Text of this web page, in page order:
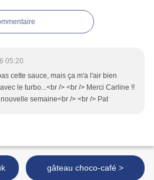
05:20
cette sauce, mais ça m'a l'air bien
le turbo...<br /> <br /> Merci Carline !!
semaine<br /> <br /> Pat
gâteau choco-café >